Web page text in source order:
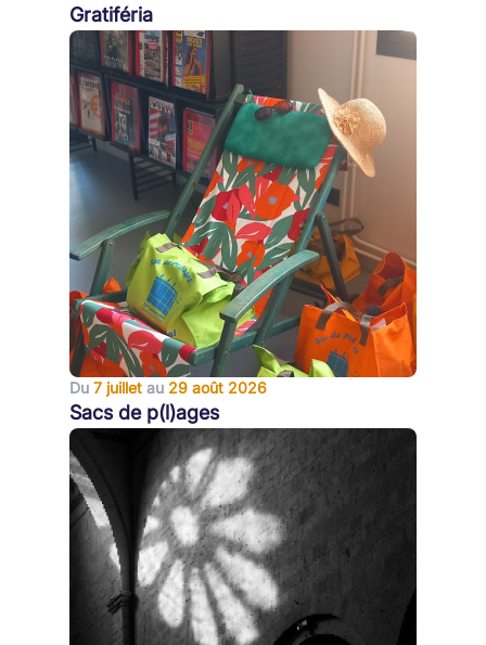
Gratiféria
Du 7 juillet au 29 août 2026
Sacs de p(l)ages